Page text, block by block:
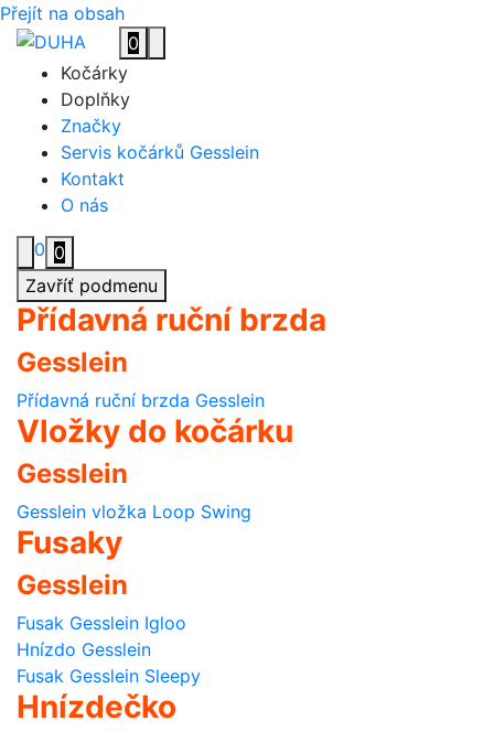
Přejít na obsah
0
Toggle navigation
Kočárky
Doplňky
Značky
Servis kočárků Gesslein
Kontakt
O nás
0 0
Zavříť podmenu
Přídavná ruční brzda
Gesslein
Přídavná ruční brzda Gesslein
Vložky do kočárku
Gesslein
Gesslein vložka Loop Swing
Fusaky
Gesslein
Fusak Gesslein Igloo
Hnízdo Gesslein
Fusak Gesslein Sleepy
Hnízdečko